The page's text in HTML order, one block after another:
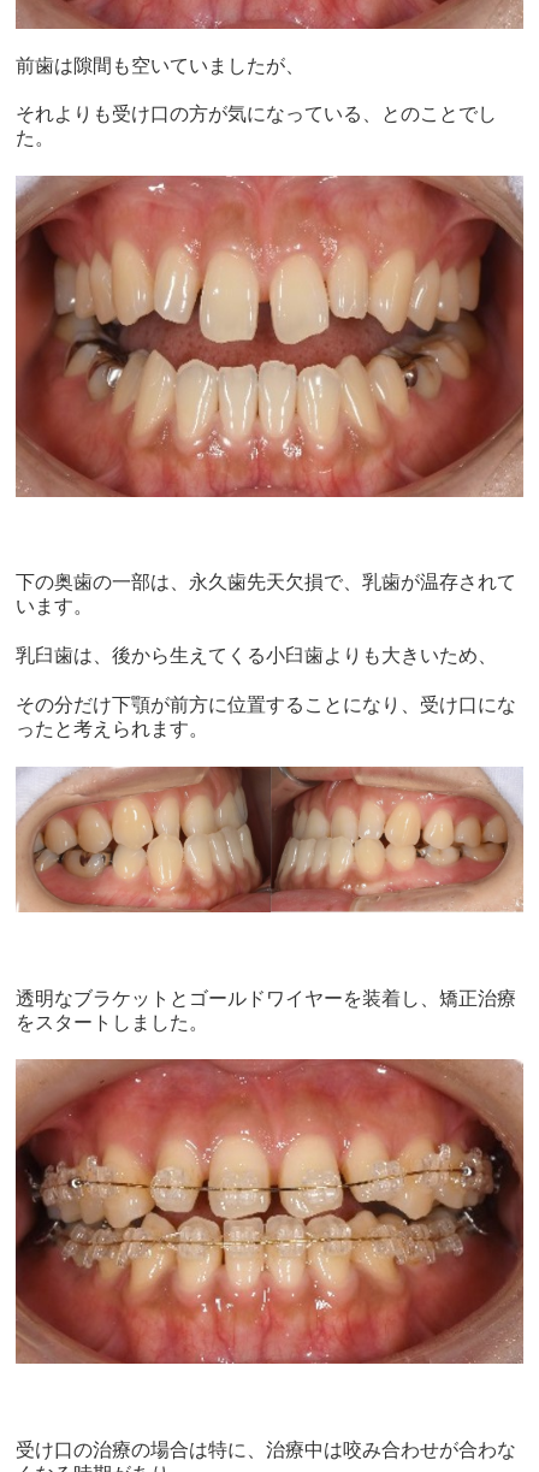
前歯は隙間も空いていましたが、
それよりも受け口の方が気になっている、とのことでし
た。
下の奥歯の一部は、永久歯先天欠損で、乳歯が温存されて
います。
乳臼歯は、後から生えてくる小臼歯よりも大きいため、
その分だけ下顎が前方に位置することになり、受け口にな
ったと考えられます。
透明なブラケットとゴールドワイヤーを装着し、矯正治療
をスタートしました。
受け口の治療の場合は特に、治療中は咬み合わせが合わな